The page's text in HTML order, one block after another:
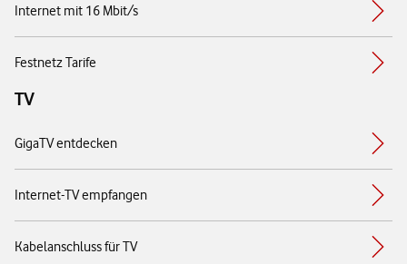
Internet mit 16 Mbit/s
Festnetz Tarife
TV
GigaTV entdecken
Internet-TV empfangen
Kabelanschluss für TV